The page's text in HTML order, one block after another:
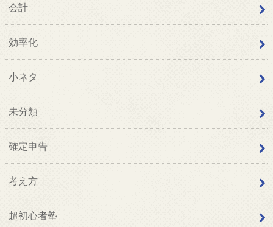
会計
効率化
小ネタ
未分類
確定申告
考え方
超初心者塾